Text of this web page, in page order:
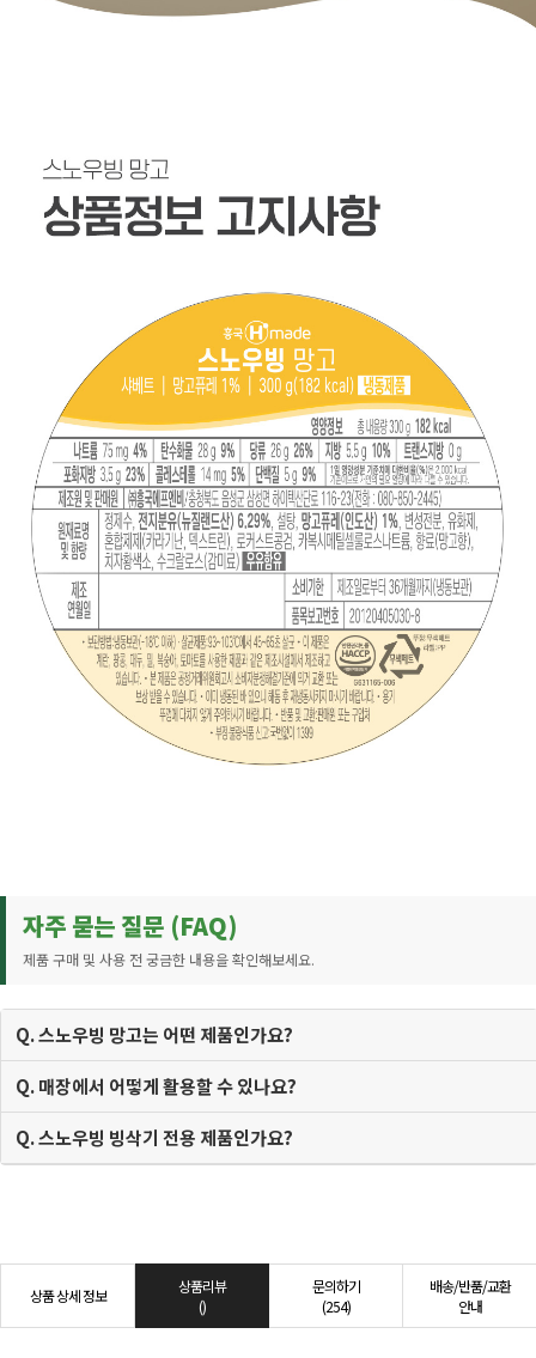
자주 묻는 질문 (FAQ)
제품 구매 및 사용 전 궁금한 내용을 확인해보세요.
Q. 스노우빙 망고는 어떤 제품인가요?
Q. 매장에서 어떻게 활용할 수 있나요?
Q. 스노우빙 빙삭기 전용 제품인가요?
상품 상세 정보
상품리뷰
()
문의하기
(254)
배송/반품/교환
안내